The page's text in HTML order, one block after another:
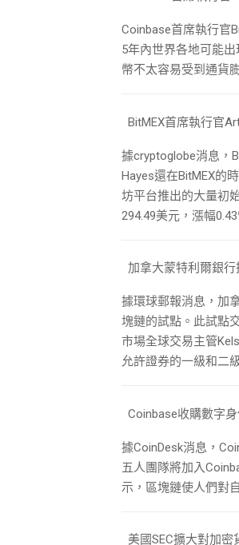
Coinbase首席執行官
5年內世界各地可能
幣不太容易受到通貨
BitMEX首席執行官
據cryptoglobe消息，
Hayes還在BitMEX的
坊平台推出的大量初
294.49美元，漲幅
加拿大蒙特利爾銀
據環球郵報消息，加
塊鏈的試點。此試點
市場全球交易主管
允許證券的一級和二
Coinbase收購數字
據CoinDesk消息，
五人團隊將加入
示，區塊鏈使人們對
美國SEC擴大對加